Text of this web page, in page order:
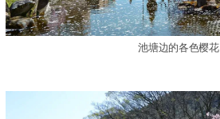
池塘边的各色樱花